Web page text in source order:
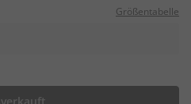
Größentabelle